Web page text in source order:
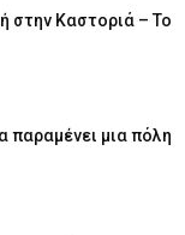
στην Καστοριά – Το
παραμένει μια πόλη